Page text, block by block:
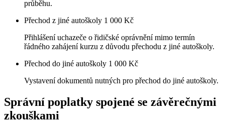
průběhu.
Přechod z jiné autoškoly 1 000 Kč
Přihlášení uchazeče o řidičské oprávnění mimo termín
řádného zahájení kurzu z důvodu přechodu z jiné autoškoly.
Přechod do jiné autoškoly 1 000 Kč
Vystavení dokumentů nutných pro přechod do jiné autoškoly.
Správní poplatky spojené se závěrečnými
zkouškami